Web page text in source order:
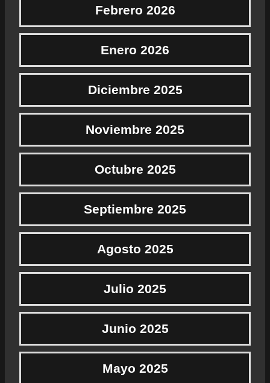
Febrero 2026
Enero 2026
Diciembre 2025
Noviembre 2025
Octubre 2025
Septiembre 2025
Agosto 2025
Julio 2025
Junio 2025
Mayo 2025